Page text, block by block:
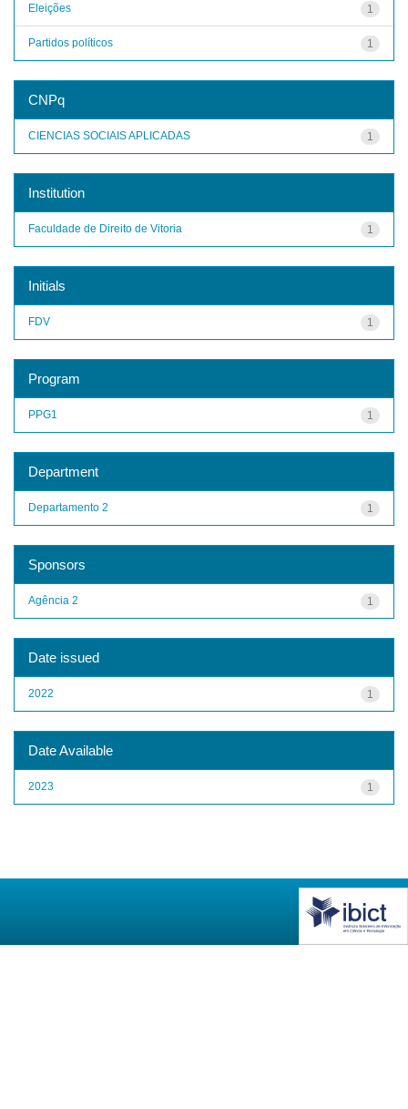
1
Eleições
1
Partidos políticos
CNPq
1
CIENCIAS SOCIAIS APLICADAS
Institution
1
Faculdade de Direito de Vitoria
Initials
1
FDV
Program
1
PPG1
Department
1
Departamento 2
Sponsors
1
Agência 2
Date issued
1
2022
Date Available
1
2023